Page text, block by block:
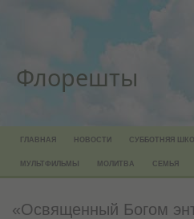
Флорешты
ГЛАВНАЯ НОВОСТИ СУББОТНЯЯ
МУЛЬТФИЛЬМЫ МОЛИТВА СЕМЬЯ
«Освященный Богом